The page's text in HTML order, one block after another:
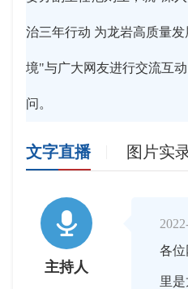
治三年行动 为龙岩高质量
境"与广大网友进行交流互
问。
文字直播 图片实

主持人
各
里